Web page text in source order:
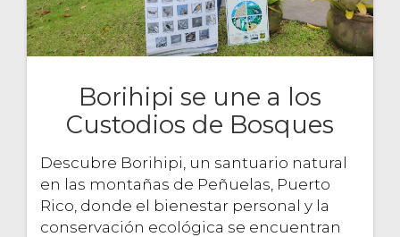
Borihipi se une a los
Custodios de Bosques
Descubre Borihipi, un santuario natural
en las montañas de Peñuelas, Puerto
Rico, donde el bienestar personal y la
conservación ecológica se encuentran